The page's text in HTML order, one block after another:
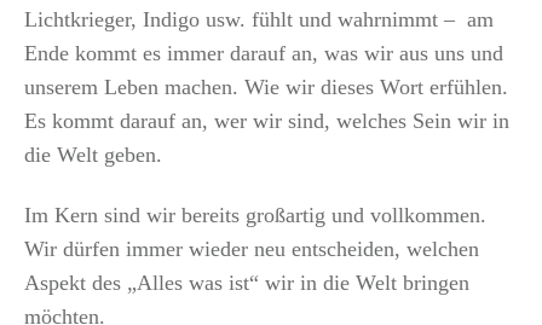
Lichtkrieger, Indigo usw. fühlt und wahrnimmt – am
Ende kommt es immer darauf an, was wir aus uns und
unserem Leben machen. Wie wir dieses Wort erfühlen.
Es kommt darauf an, wer wir sind, welches Sein wir in
die Welt geben.
Im Kern sind wir bereits großartig und vollkommen.
Wir dürfen immer wieder neu entscheiden, welchen
Aspekt des „Alles was ist“ wir in die Welt bringen
möchten.